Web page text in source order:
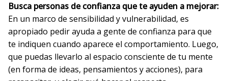
Busca personas de confianza que te ayuden a mejorar:
En un marco de sensibilidad y vulnerabilidad, es
apropiado pedir ayuda a gente de confianza para que
te indiquen cuando aparece el comportamiento. Luego,
que puedas llevarlo al espacio consciente de tu mente
(en forma de ideas, pensamientos y acciones), para